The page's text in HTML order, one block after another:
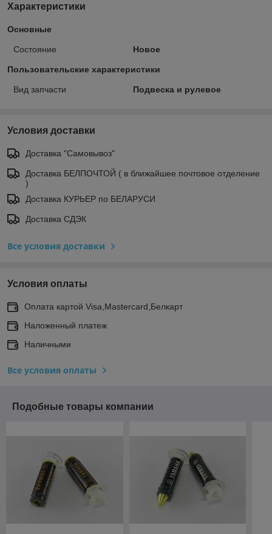
Характеристики
Основные
Состояние Новое
Пользовательские характеристики
Вид запчасти Подвеска и рулевое
Условия доставки
Доставка "Самовывоз"
Доставка БЕЛПОЧТОЙ ( в ближайшее почтовое отделение
)
Доставка КУРЬЕР по БЕЛАРУСИ
Доставка СДЭК
Все условия доставки
Условия оплаты
Оплата картой Visa,Mastercard,Белкарт
Наложенный платеж
Наличными
Все условия оплаты
Подобные товары компании